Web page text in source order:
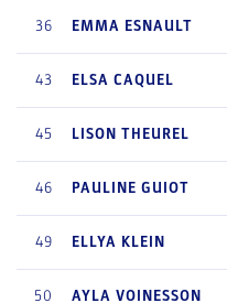
36 EMMA ESNAULT
43 ELSA CAQUEL
45 LISON THEUREL
46 PAULINE GUIOT
49 ELLYA KLEIN
50 AYLA VOINESSON